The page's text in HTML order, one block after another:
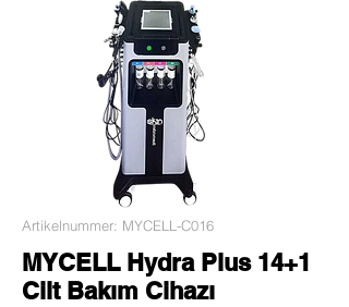
Artikelnummer: MYCELL-C016
MYCELL Hydra Plus 14+1
Cilt Bakım Cihazı